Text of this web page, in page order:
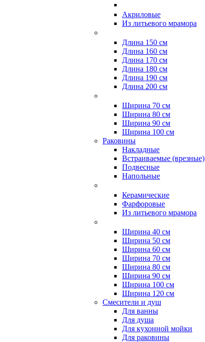
Акриловые
Из литьевого мрамора
Длина 150 см
Длина 160 см
Длина 170 см
Длина 180 см
Длина 190 см
Длина 200 см
Ширина 70 см
Ширина 80 см
Ширина 90 см
Ширина 100 см
Раковины
Накладные
Встраиваемые (врезные)
Подвесные
Напольные
Керамические
Фарфоровые
Из литьевого мрамора
Ширина 40 см
Ширина 50 см
Ширина 60 см
Ширина 70 см
Ширина 80 см
Ширина 90 см
Ширина 100 см
Ширина 120 см
Смесители и душ
Для ванны
Для душа
Для кухонной мойки
Для раковины